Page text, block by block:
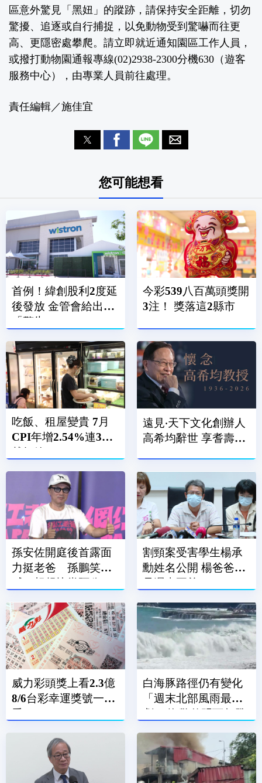
區意外驚見「黑妞」的蹤跡，請保持安全距離，切勿
驚擾、追逐或自行捕捉，以免動物受到驚嚇而往更
高、更隱密處攀爬。請立即就近通知園區工作人員，
或撥打動物園通報專線(02)2938-2300分機630（遊客
服務中心），由專業人員前往處理。
責任編輯／施佳宜
您可能想看
首例！緯創股利2度延
後發放 金管會給出
「警告」
今彩539八百萬頭獎開
3注！ 獎落這2縣市
吃飯、租屋變貴 7月
CPI年增2.54%連3月
越紅線
遠見‧天下文化創辦人
高希均辭世 享耆壽90
孫安佐開庭後首露面
力挺老爸 孫鵬笑
喊：想趕快當阿公
割頸案受害學生楊承
勳姓名公開 楊爸爸：
是遲來正義
威力彩頭獎上看2.3億
8/6台彩幸運獎號一次
看
白海豚路徑仍有變化
「週末北部風雨最
劇」 海警估明下午發